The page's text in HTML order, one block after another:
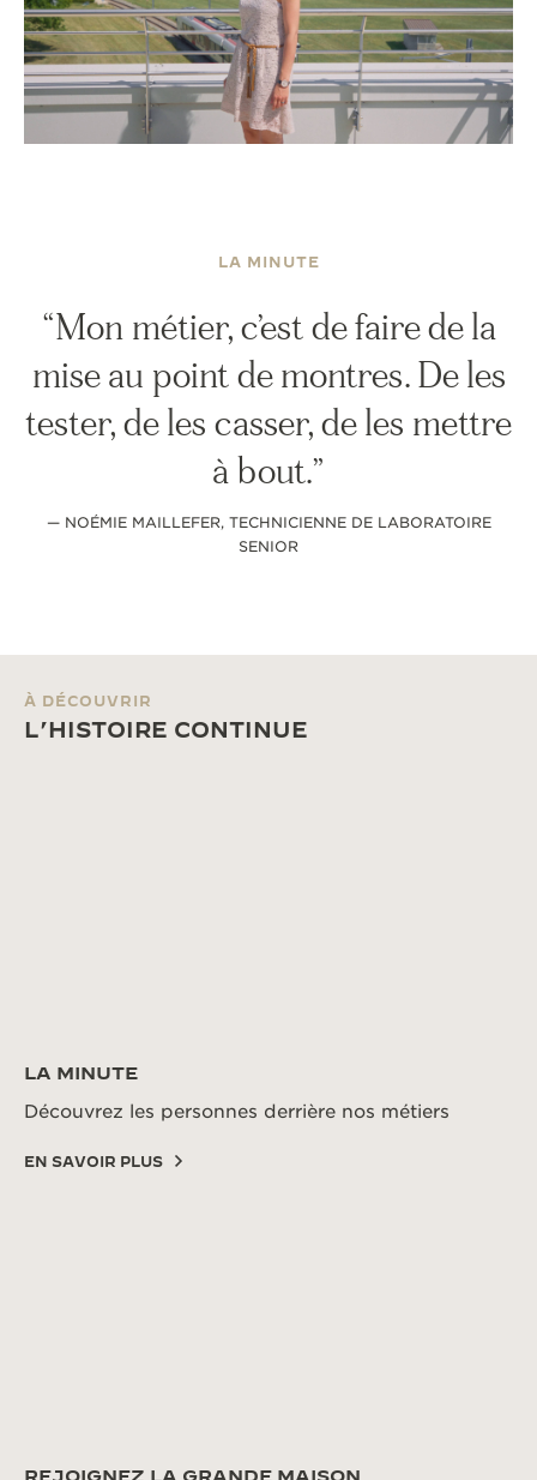
LE VIRTUOSE DU SON
L’ODYSSÉE SIDÉRALE
LE PIONNIER DE LA PRÉCISION
LA MINUTE
Mon métier, c’est de faire de la
mise au point de montres. De les
tester, de les casser, de les mettre
à bout.
— NOÉMIE MAILLEFER, TECHNICIENNE DE LABORATOIRE
SENIOR
À DÉCOUVRIR
L’HISTOIRE CONTINUE
LA MINUTE
Découvrez les personnes derrière nos métiers
EN SAVOIR PLUS